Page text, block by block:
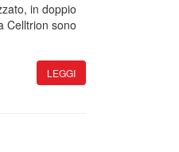
in doppio
Celltrion sono
LEGGI